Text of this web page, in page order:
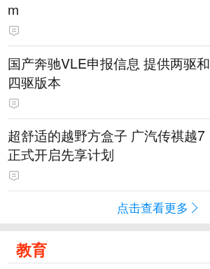
m
国产奔驰VLE申报信息 提供两驱和
四驱版本
超舒适的越野方盒子 广汽传祺越7
正式开启先享计划
点击查看更多
教育